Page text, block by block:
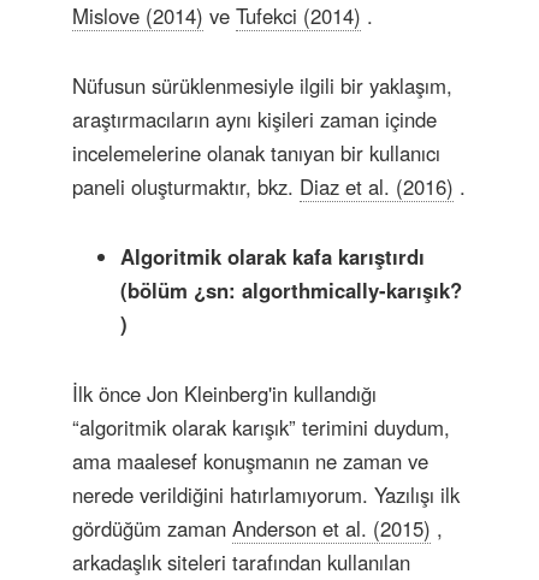
Mislove (2014) ve Tufekci (2014) .
Nüfusun sürüklenmesiyle ilgili bir yaklaşım,
araştırmacıların aynı kişileri zaman içinde
incelemelerine olanak tanıyan bir kullanıcı
paneli oluşturmaktır, bkz. Diaz et al. (2016) .
Algoritmik olarak kafa karıştırdı
(bölüm ¿sn: algorthmically-karışık?
)
İlk önce Jon Kleinberg'in kullandığı
“algoritmik olarak karışık” terimini duydum,
ama maalesef konuşmanın ne zaman ve
nerede verildiğini hatırlamıyorum. Yazılışı ilk
gördüğüm zaman Anderson et al. (2015) ,
arkadaşlık siteleri tarafından kullanılan